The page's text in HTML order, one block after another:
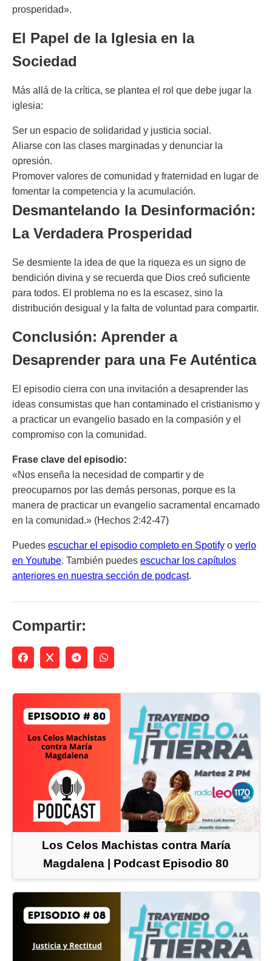
prosperidad».
El Papel de la Iglesia en la
Sociedad
Más allá de la crítica, se plantea el rol que debe jugar la
iglesia:
Ser un espacio de solidaridad y justicia social.
Aliarse con las clases marginadas y denunciar la
opresión.
Promover valores de comunidad y fraternidad en lugar de
fomentar la competencia y la acumulación.
Desmantelando la Desinformación:
La Verdadera Prosperidad
Se desmiente la idea de que la riqueza es un signo de
bendición divina y se recuerda que Dios creó suficiente
para todos. El problema no es la escasez, sino la
distribución desigual y la falta de voluntad para compartir.
Conclusión: Aprender a
Desaprender para una Fe Auténtica
El episodio cierra con una invitación a desaprender las
ideas consumistas que han contaminado el cristianismo y
a practicar un evangelio basado en la compasión y el
compromiso con la comunidad.
Frase clave del episodio:
«Nos enseña la necesidad de compartir y de
preocuparnos por las demás personas, porque es la
manera de practicar un evangelio sacramental encarnado
en la comunidad.» (Hechos 2:42-47)
Puedes escuchar el episodio completo en Spotify o verlo
en Youtube. También puedes escuchar los capítulos
anteriores en nuestra sección de podcast.
Compartir:
Los Celos Machistas contra María
Magdalena | Podcast Episodio 80